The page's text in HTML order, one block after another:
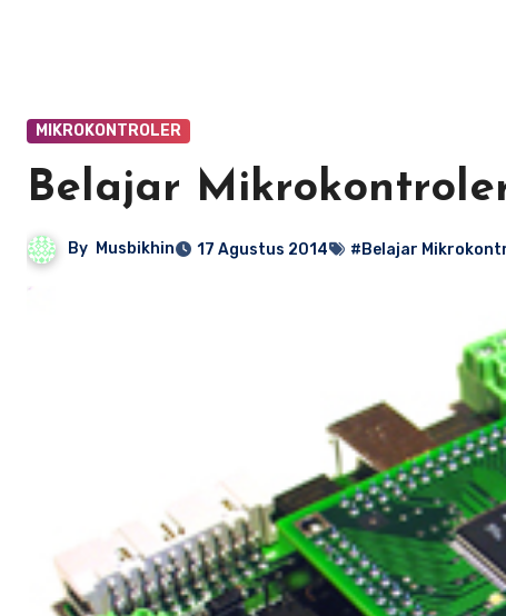
MIKROKONTROLER
Belajar
By Musbikhin 17 Agustus 2014 #Belajar